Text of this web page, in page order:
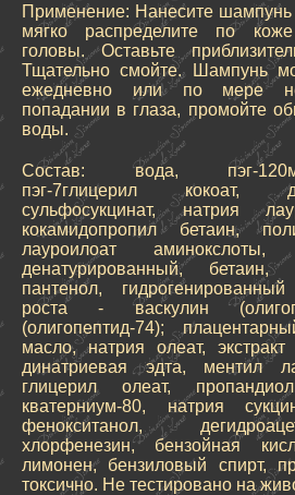
Применение: Нанесите
мягко распределите по
головы. Оставьте
Тщательно смойте. Шампунь
ежедневно или по мере
попадании в глаза, промойте
воды.
Состав: вода, пэг-
пэг-7глицерил кокоат,
сульфосукцинат, натрия
кокамидопропил бетаин,
лауроилоат
денатурированный, бетаин,
пантенол,
роста - васкулин
(олигопептид-74);
масло, натрия олеат,
динатриевая эдта, ментил
глицерил олеат,
кватерниум-80, натрия
фенокситанол,
хлорфенезин, бензойная
лимонен, бензиловый спирт,
токсично. Не тестировано на